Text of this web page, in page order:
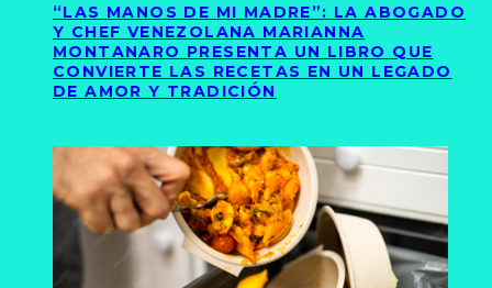
“LAS MANOS DE MI MADRE”: LA ABOGADO
Y CHEF VENEZOLANA MARIANNA
MONTANARO PRESENTA UN LIBRO QUE
CONVIERTE LAS RECETAS EN UN LEGADO
DE AMOR Y TRADICIÓN